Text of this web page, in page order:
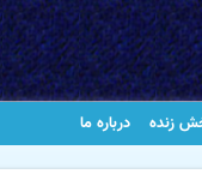
زنده درباره ما